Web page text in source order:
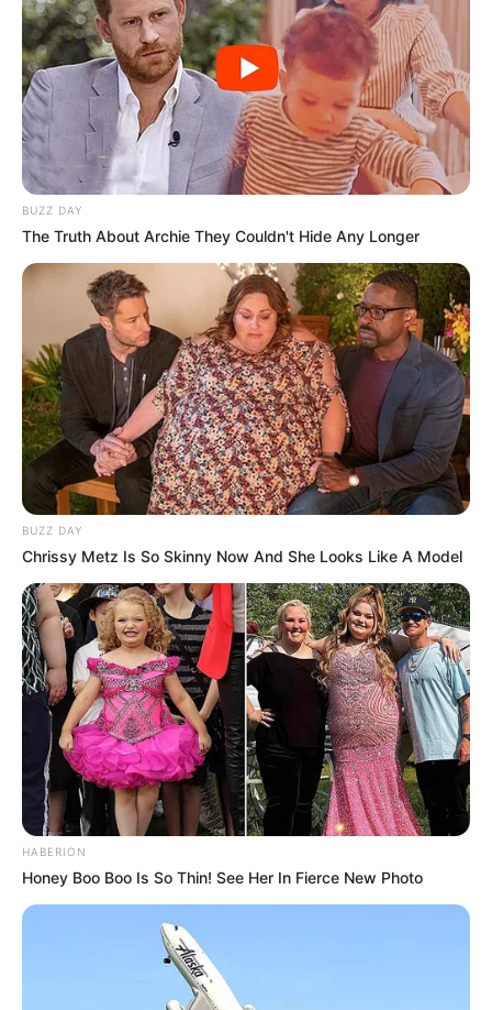
BUZZ DAY
The Truth About Archie They Couldn't Hide Any Longer
BUZZ DAY
Chrissy Metz Is So Skinny Now And She Looks Like A Model
HABERION
Honey Boo Boo Is So Thin! See Her In Fierce New Photo